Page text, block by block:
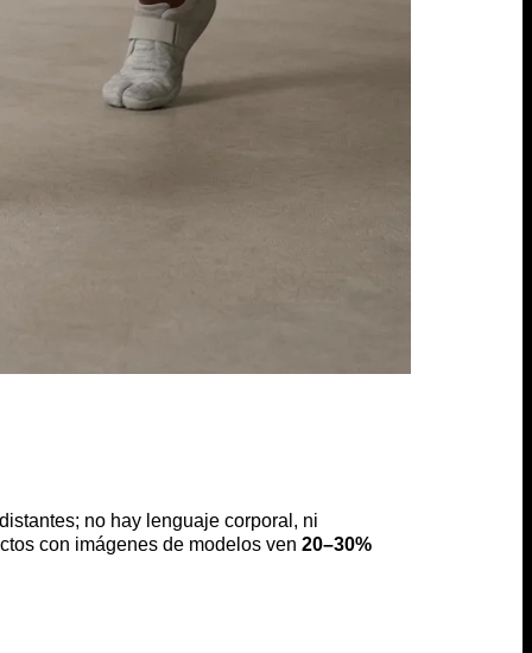
no hay lenguaje corporal, ni
con imágenes de modelos ven 20–30%